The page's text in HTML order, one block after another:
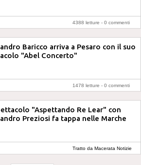
4388 letture - 0 commenti
Baricco arriva a Pesaro con il suo
"Abel Concerto"
1478 letture - 0 commenti
"Aspettando Re Lear" con
Preziosi fa tappa nelle Marche
Tratto da Macerata Notizie